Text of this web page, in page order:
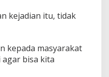
kejadian itu, tidak
kepada masyarakat
bisa kita